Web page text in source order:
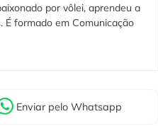
por vôlei, aprendeu a
É formado em Comunicação
Enviar pelo Whatsapp